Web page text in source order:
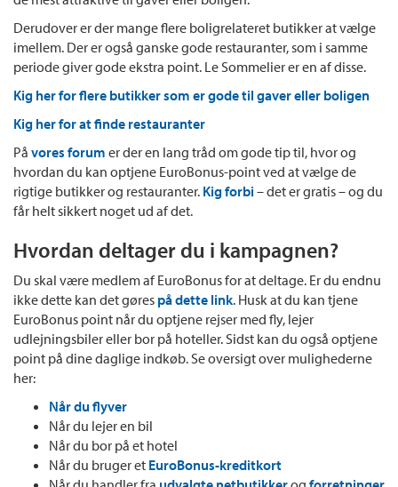
Derudover er der mange flere boligrelateret butikker at vælge
imellem. Der er også ganske gode restauranter, som i samme
periode giver gode ekstra point. Le Sommelier er en af disse.
Kig her for flere butikker som er gode til gaver eller boligen
Kig her for at finde restauranter
På vores forum er der en lang tråd om gode tip til, hvor og
hvordan du kan optjene EuroBonus-point ved at vælge de
rigtige butikker og restauranter. Kig forbi – det er gratis – og du
får helt sikkert noget ud af det.
Hvordan deltager du i kampagnen?
Du skal være medlem af EuroBonus for at deltage. Er du endnu
ikke dette kan det gøres på dette link. Husk at du kan tjene
EuroBonus point når du optjene rejser med fly, lejer
udlejningsbiler eller bor på hoteller. Sidst kan du også optjene
point på dine daglige indkøb. Se oversigt over mulighederne
her:
Når du flyver
Når du lejer en bil
Når du bor på et hotel
Når du bruger et EuroBonus-kreditkort